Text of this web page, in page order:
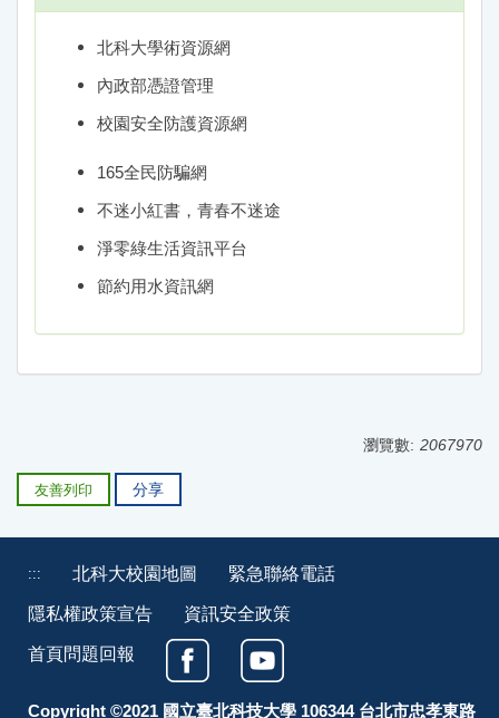
北科大學術資源網
內政部憑證管理
校園安全防護資源網
165全民防騙網
不迷小紅書，青春不迷途
淨零綠生活資訊平台
節約用水資訊網
瀏覽數: 2067970
友善列印 分享
::: 北科大校園地圖 緊急聯絡電話
隱私權政策宣告 資訊安全政策
首頁問題回報
Copyright ©2021 國立臺北科技大學 106344 台北市忠孝東路